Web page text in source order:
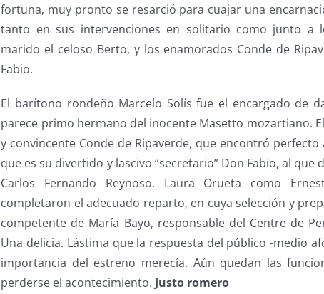
fortuna, muy pronto se resarció para cuajar una
tanto en sus intervenciones en solitario como junto a
marido el celoso Berto, y los enamorados Conde de
Fabio.
El barítono rondeño Marcelo Solís fue el encargado de
parece primo hermano del inocente Masetto mozartiano.
y convincente Conde de Ripaverde, que encontró
que es su divertido y lascivo “secretario” Don Fabio, al
Carlos Fernando Reynoso. Laura Orueta como
completaron el adecuado reparto, en cuya selección y
competente de María Bayo, responsable del Centre de
Una delicia. Lástima que la respuesta del público -medio
importancia del estreno merecía. Aún quedan las
perderse el acontecimiento. Justo romero